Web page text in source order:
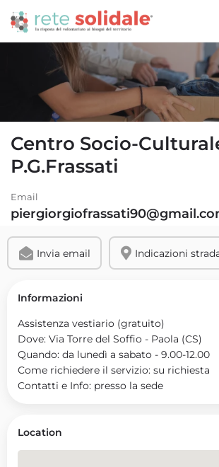
Centro Socio-
P.G.Frassati
Email
Invia email Indicazioni
Informazioni
Assistenza vestiario (gratuito)
Dove: Via Torre del Soffio - Paola (CS)
Quando: da lunedì a sabato - 9.00-12.00
Come richiedere il servizio: su richiesta
Contatti e Info: presso la sede
Location